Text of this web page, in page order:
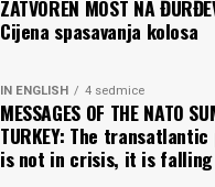
ZATVOREN MOST NA
Cijena spasavanja kolosa
IN ENGLISH 4 sedmice
MESSAGES OF THE NATO
TURKEY: The
is not in crisis, it is